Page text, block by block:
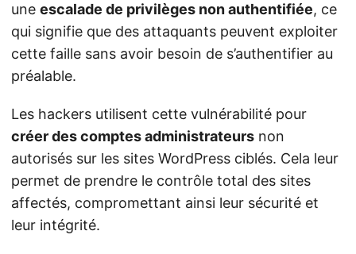
une escalade de privilèges non authentifiée, ce
qui signifie que des attaquants peuvent exploiter
cette faille sans avoir besoin de s’authentifier au
préalable.
Les hackers utilisent cette vulnérabilité pour
créer des comptes administrateurs non
autorisés sur les sites WordPress ciblés. Cela leur
permet de prendre le contrôle total des sites
affectés, compromettant ainsi leur sécurité et
leur intégrité.